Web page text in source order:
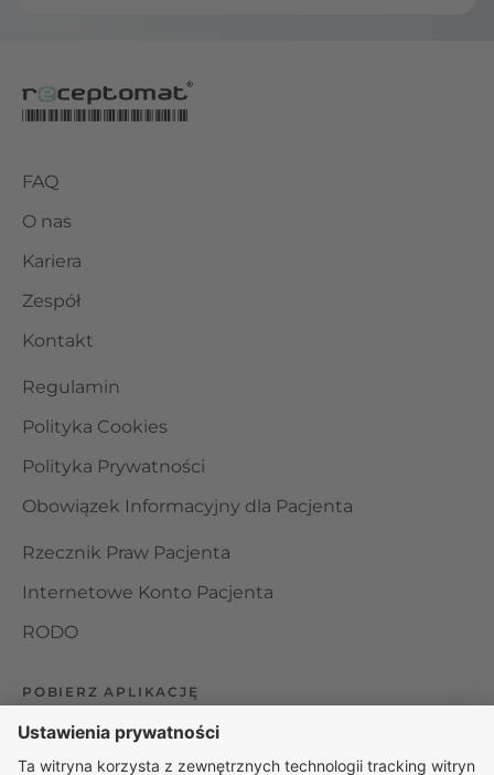
FAQ
O nas
Kariera
Zespół
Kontakt
Regulamin
Polityka Cookies
Polityka Prywatności
Obowiązek Informacyjny dla Pacjenta
Rzecznik Praw Pacjenta
Internetowe Konto Pacjenta
RODO
POBIERZ APLIKACJĘ